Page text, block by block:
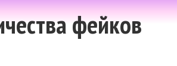
фейков